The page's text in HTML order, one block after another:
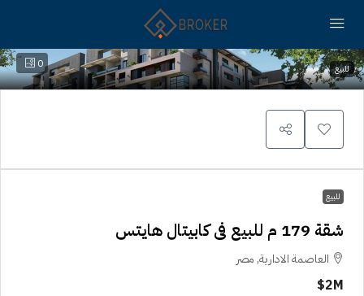
0 للبيع
للبيع
شقة 179 م للبيع فى كابيتال هايتس
العاصمة الادارية, مصر
2M$